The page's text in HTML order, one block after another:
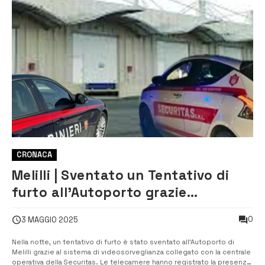
CRONACA
Melilli | Sventato un Tentativo di
furto all’Autoporto grazie
3 MAGGIO 2025 0
Nella notte, un tentativo di furto è stato sventato all’Autoporto di
Melilli grazie al sistema di videosorveglianza collegato con la centrale
operativa della Securitas. Le telecamere hanno registrato la presenza